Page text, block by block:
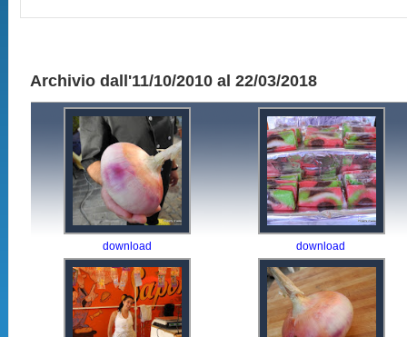
Archivio dall'11/10/2010 al 22/03/2018
download download